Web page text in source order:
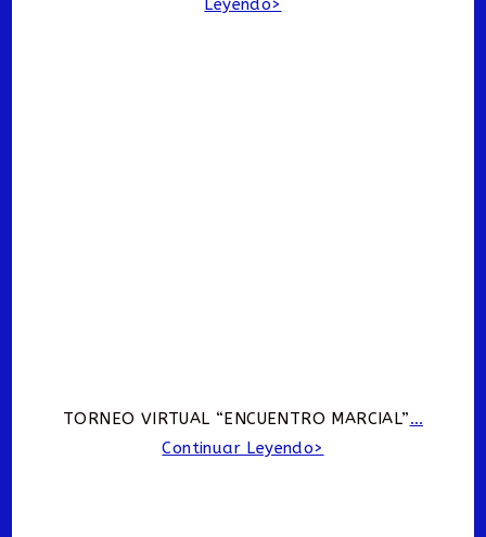
TORNEO VIRTUAL “ENCUENTRO MARCIAL”…
Continuar Leyendo>